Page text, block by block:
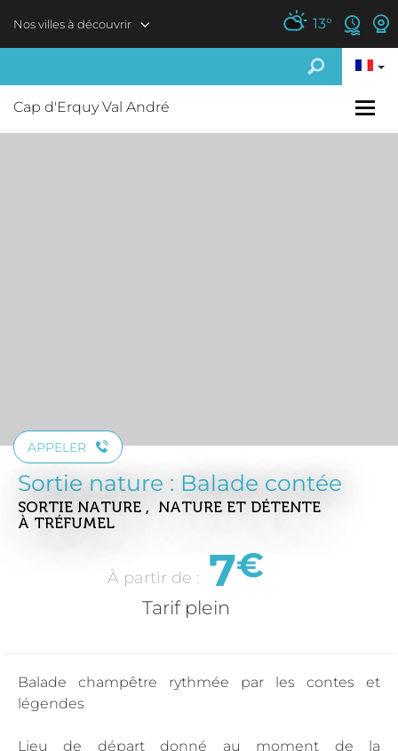
Nos villes à découvrir 13°
Cap d'Erquy Val André
APPELER
Sortie nature : Balade contée
SORTIE NATURE , NATURE ET DÉTENTE
À TRÉFUMEL
À partir de : 7€
Tarif plein
Balade champêtre rythmée par les contes et
légendes
Lieu de départ donné au moment de la